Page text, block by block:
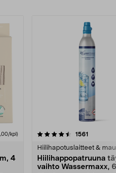
kpl)
4
1561
Hiilihapotuslaitteet &
Hiilihappopatruuna
vaihto Wassermaxx,
4.5viidestä